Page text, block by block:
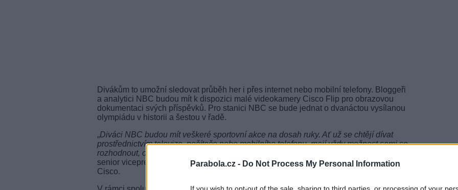
Parabola.cz - Do Not Process My Personal Information
Divákům to umožní sledovat průběh her i přes internet nebo mobilní telefony. Bloggeři
a analytici NBC budou mít k dispozici malé videokamery Cisco Flip pro obrazovou
dokumentaci svých příspěvků. Pro stanici NBC se bude jednat o dvanáctou vysílanou
olympiádu v historii a šestou v řadě.
„Diváci NBC budou mít veškeré sportovní akce na dosah ruky. Ať už se chtějí dívat
prostřednictvím televize, počítače nebo mobilního telefonu, mají vždy možnost sami se
rozhodnout, odkud a kdy se připojí. Vše je tak pod jejich kontrolou
senior vicepresident a ředitel divize Cisco Service Provider Group ze společnosti
Cisco.